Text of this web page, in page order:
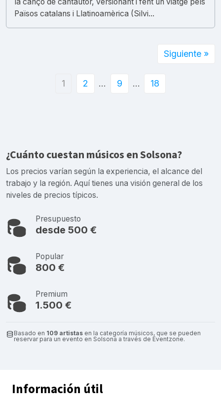
Països catalans i Llatinoamèrica (Silvi...
1 2 … 9 … 18
Siguiente »
¿Cuánto cuestan músicos en Solsona?
Los precios varían según la experiencia, el alcance del
trabajo y la región. Aquí tienes una visión general de los
niveles de precios típicos.
Presupuesto
desde 500 €
Popular
800 €
Premium
1.500 €
Basado en 109 artistas en la categoría músicos, que se pueden
reservar para un evento en Solsona a través de Eventzone.
Información útil